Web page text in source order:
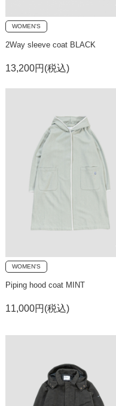
WOMEN'S
2Way sleeve coat BLACK
13,200円(税込)
WOMEN'S
Piping hood coat MINT
11,000円(税込)